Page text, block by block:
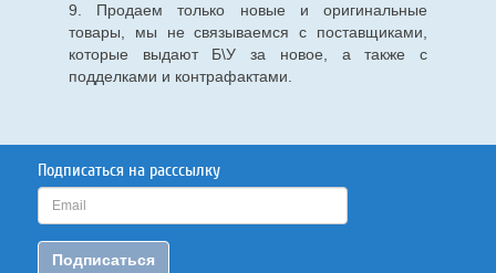
9. Продаем только новые и оригинальные
товары, мы не связываемся с поставщиками,
которые выдают Б\У за новое, а также с
подделками и контрафактами.
Подписаться на расссылку
Подписаться